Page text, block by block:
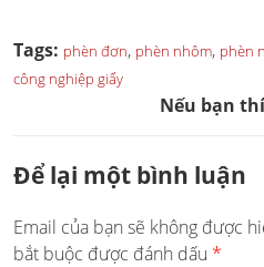
Tags: phèn đơn, phèn nhôm, phèn
công nghiệp giấy
Nếu bạn
Để lại một bình luận
Email của bạn sẽ không được
bắt buộc được đánh dấu *